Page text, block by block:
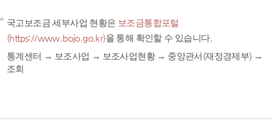
국고보조금 세부사업 현황은 보조금통합포털
(https://www.bojo.go.kr)을 통해 확인할 수 있습니다.
통계센터 → 보조사업 → 보조사업현황 → 중앙관서(재정경제부) →
조회